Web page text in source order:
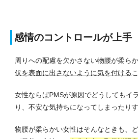
感情のコントロールが上手
周りへの配慮を欠かさない物腰が柔らか
伏を表面に出さないように気を付ける
女性ならばPMSが原因でどうしてもイ
り、不安な気持ちになってしまったり
物腰が柔らかい女性はそんなときも、